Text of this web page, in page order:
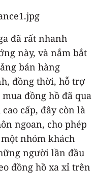
đã rất nhanh
này, và nắm bắt
bán hàng
đồng thời, hỗ trợ
đồng hồ đã qua
cấp, đây còn là
ngoan, cho phép
nhóm khách
người lần đầu
đồng hồ xa xỉ trên